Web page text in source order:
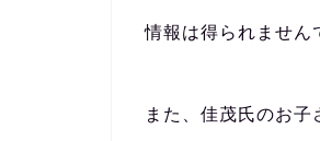
情報は得られません
また、佳茂氏のお子